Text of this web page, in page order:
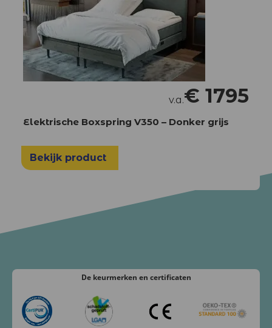
v.a.€ 1795
Elektrische Boxspring V350 – Donker grijs
Bekijk product
De keurmerken en certificaten